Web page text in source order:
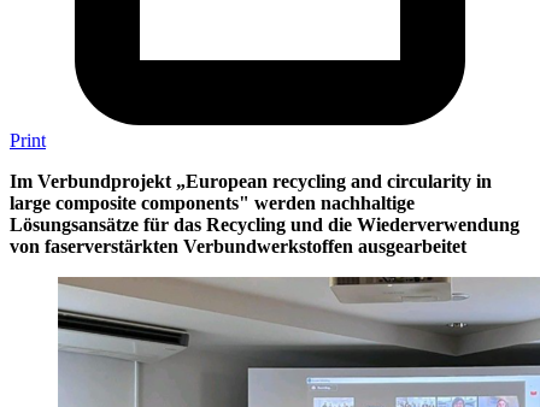
Print
Im Verbundprojekt „European recycling and circularity in
large composite components" werden nachhaltige
Lösungsansätze für das Recycling und die Wiederverwendung
von faserverstärkten Verbundwerkstoffen ausgearbeitet